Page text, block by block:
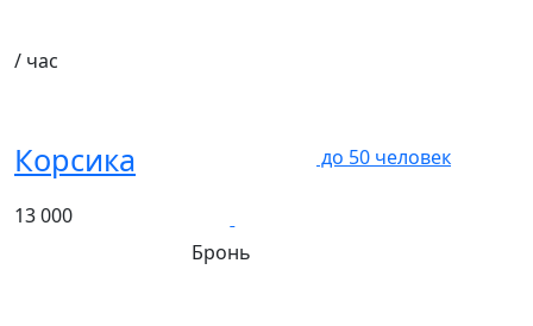
/ час
Корсика до 50человек
13 000
Бронь